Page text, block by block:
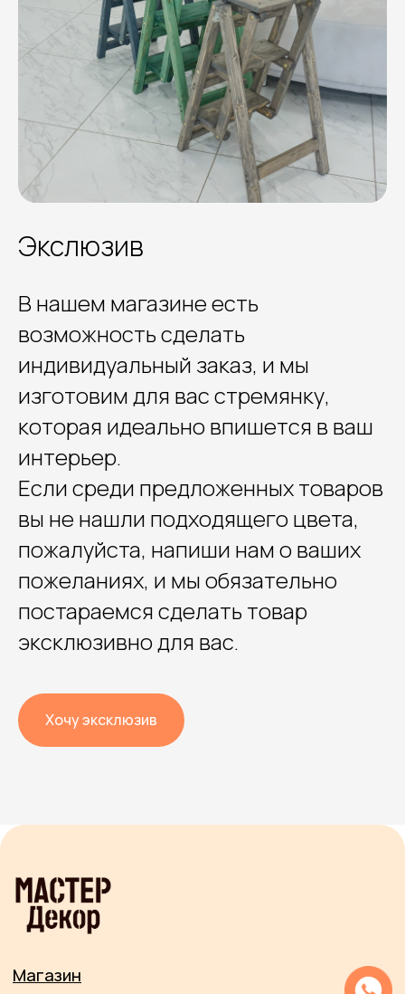
Экслюзив
В нашем магазине есть
возможность сделать
индивидуальный заказ, и мы
изготовим для вас стремянку,
которая идеально впишется в ваш
интерьер.
Если среди предложенных товаров
вы не нашли подходящего цвета,
пожалуйста, напиши нам о ваших
пожеланиях, и мы обязательно
постараемся сделать товар
эксклюзивно для вас.
Хочу эксклюзив